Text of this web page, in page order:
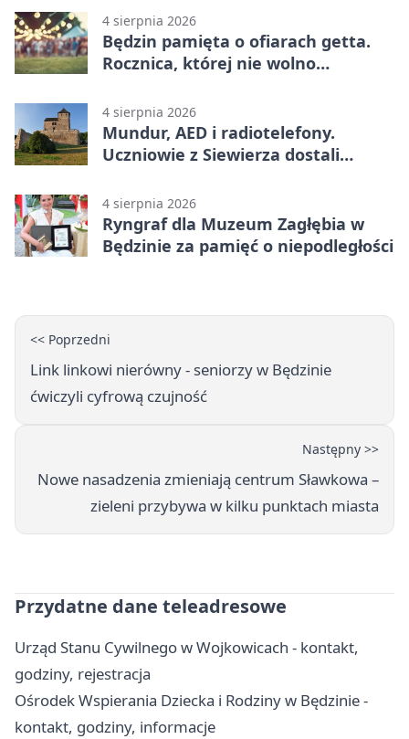
4 sierpnia 2026
Będzin pamięta o ofiarach getta.
Rocznica, której nie wolno
4 sierpnia 2026
Mundur, AED i radiotelefony.
Uczniowie z Siewierza dostali
4 sierpnia 2026
Ryngraf dla Muzeum Zagłębia w
Będzinie za pamięć o niepodległości
<< Poprzedni
Link linkowi nierówny - seniorzy w Będzinie
ćwiczyli cyfrową czujność
Następny >>
Nowe nasadzenia zmieniają centrum Sławkowa –
zieleni przybywa w kilku punktach miasta
Przydatne dane teleadresowe
Urząd Stanu Cywilnego w Wojkowicach - kontakt,
godziny, rejestracja
Ośrodek Wspierania Dziecka i Rodziny w Będzinie -
kontakt, godziny, informacje